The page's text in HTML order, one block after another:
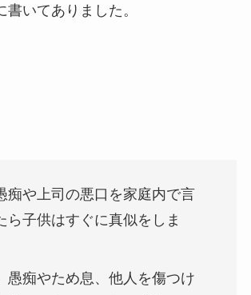
書いてありました。
痴や上司の悪口を家庭内で言
ら子供はすぐに真似をしま
愚痴やため息、他人を傷つけ